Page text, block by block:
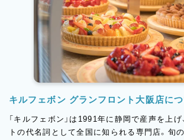
キルフェボン グランフロント大阪店に
「キルフェボン」は1991年に静岡で産声を上
トの代名詞として全国に知られる専門店。旬